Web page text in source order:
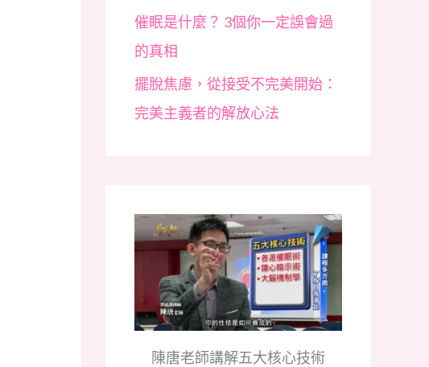
催眠是什麼？ 3個你一定誤會過
的真相
擺脫焦慮，從接受不完美開始：
完美主義者的解放心法
陳唐老師講解五大核心技術